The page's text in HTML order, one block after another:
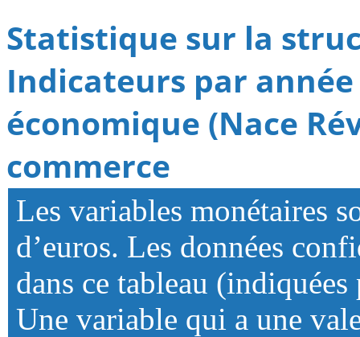
Statistique sur la
Indicateurs par
économique (Nace
commerce
Les variables monétaires
d’euros. Les données
dans ce tableau (indiquées
Une variable qui a une